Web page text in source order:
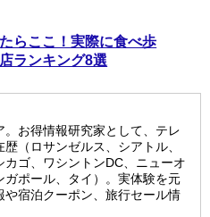
らここ！実際に食べ歩
ランキング8選
。お得情報研究家として、テレ
（ロサンゼルス、シアトル、
カゴ、ワシントンDC、ニューオ
ガポール、タイ）。実体験を元
や宿泊クーポン、旅行セール情